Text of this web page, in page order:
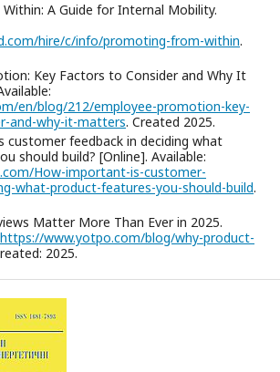
A Guide for Internal Mobility.
hire/c/info/promoting-from-within.
Key Factors to Consider and Why It
en/blog/212/employee-promotion-key-
and-why-it-matters. Created 2025.
customer feedback in deciding what
should build? [Online]. Available:
How-important-is-customer-
what-product-features-you-should-build.
Matter More Than Ever in 2025.
https://www.yotpo.com/blog/why-product-
2025.